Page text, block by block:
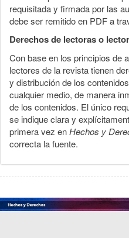
requisitada y firmada por las
debe ser remitido en PDF a
Derechos de lectoras o
Con base en los principios de
lectores de la revista tienen
y distribución de los
cualquier medio, de manera
de los contenidos. El único
se indique clara y
primera vez enHechos y
correcta la fuente.